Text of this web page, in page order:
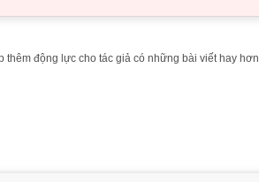
thêm động lực cho tác giả có những bài viết hay